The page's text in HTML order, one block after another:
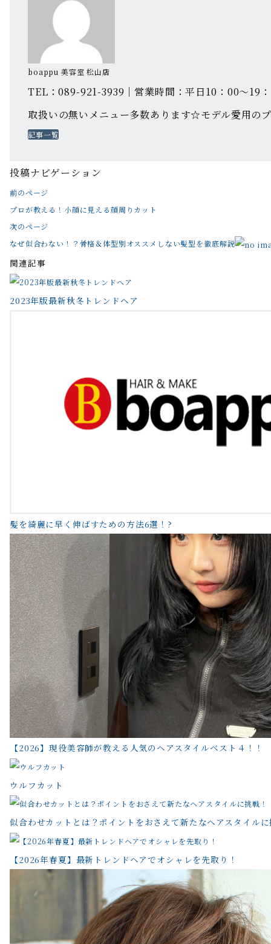
boappu 美容室 松山店
TEL：089-921-3939｜営業時間：平日10：00～19
取扱いの無いメニュー多数あります☆モデル愛用の
記事一覧
投稿ナビゲーション
前のページ
プロが教える！小顔に見える顔周りカット
次のページ
なぜ似合わない！？骨格＆体型別オススメしない髪型を徹底解説
関連記事
2023年版最新秋冬トレンドヘア
髪を綺麗に早く伸ばすための方法6選！?
【2026】現役美容師が教える人気のヘアスタイルベスト４！！
ウルフカット
似合わせカットとは？ポイントをおさえて新たなヘアスタイル
【2026年春夏】最新トレンドヘアでオシャレを先取り！